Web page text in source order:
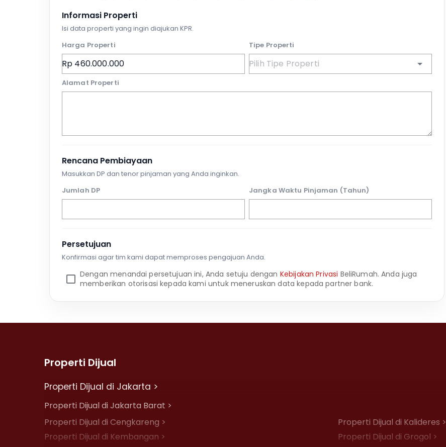
Informasi Properti
Isi data properti yang ingin diajukan KPR.
Harga Properti
Tipe Properti
Alamat Properti
Rencana Pembiayaan
Masukkan DP dan tenor pinjaman yang Anda inginkan.
Jumlah DP
Jangka Waktu Pinjaman (Tahun)
Persetujuan
Konfirmasi agar tim kami dapat memproses pengajuan Anda.
Dengan menandai persetujuan ini, Anda setuju dengan Kebijakan Privasi BeliRumah. Anda juga
memberikan otorisasi kepada kami untuk meneruskan data kepada partner bank.
Properti Dijual
Properti Dijual di Jakarta >
Properti Dijual di Jakarta Barat >
Properti Dijual di Cengkareng >
Properti Dijual di Kalideres >
Properti Dijual di Kembangan >
Properti Dijual di Grogol >